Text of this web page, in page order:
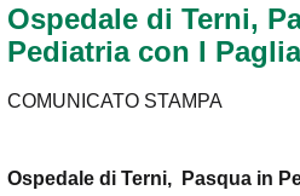
Ospedale di Terni,
Pediatria con I
COMUNICATO STAMPA
Ospedale di Terni, Pasqua in